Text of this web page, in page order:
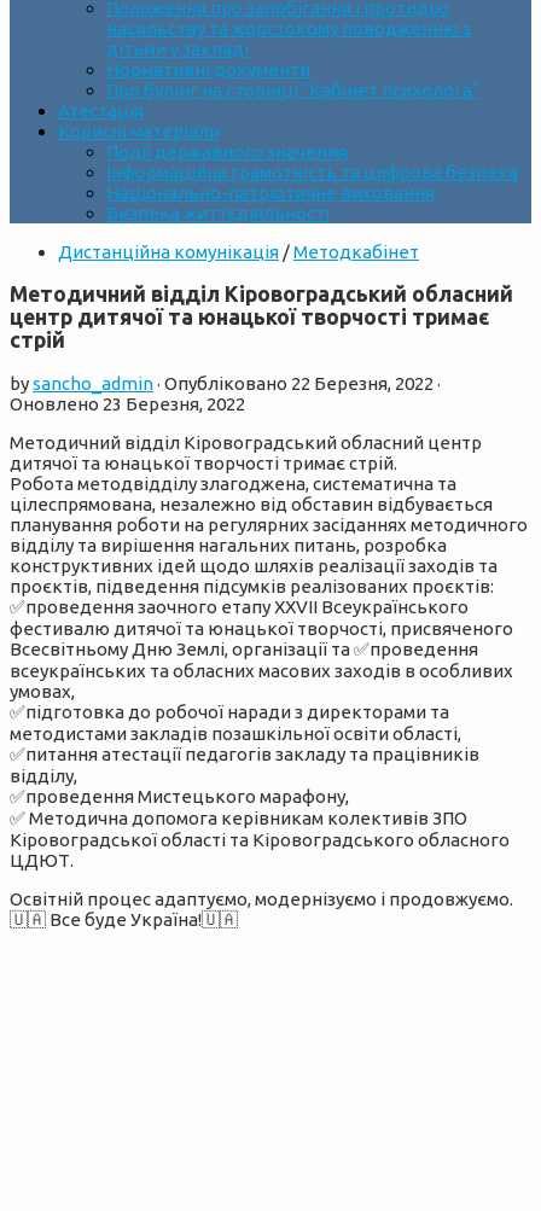
Положення про запобігання і протидію
насильству та жорстокому поводженню з
дітьми у закладі
Нормативні документи
Про булінг на сторінці “Кабінет психолога”
Атестація
Корисні матеріали
Події державного значення
Інформаційна грамотність та цифрова безпека
Національно-патріотичне виховання
Безпека життєдіяльності
Дистанційна комунікація /Методкабінет
Методичний відділ Кіровоградський обласний
центр дитячої та юнацької творчості тримає
стрій
bysancho_admin· Опубліковано 22 Березня, 2022 ·
Оновлено 23 Березня, 2022
Методичний відділ Кіровоградський обласний центр
дитячої та юнацької творчості тримає стрій.
Робота методвідділу злагоджена, систематична та
цілеспрямована, незалежно від обставин відбувається
планування роботи на регулярних засіданнях методичного
відділу та вирішення нагальних питань, розробка
конструктивних ідей щодо шляхів реалізації заходів та
проєктів, підведення підсумків реалізованих проєктів:
✅проведення заочного етапу XXVII Всеукраїнського
фестивалю дитячої та юнацької творчості, присвяченого
Всесвітньому Дню Землі, організації та ✅проведення
всеукраїнських та обласних масових заходів в особливих
умовах,
✅підготовка до робочої наради з директорами та
методистами закладів позашкільної освіти області,
✅питання атестації педагогів закладу та працівників
відділу,
✅проведення Мистецького марафону,
✅ Методична допомога керівникам колективів ЗПО
Кіровоградської області та Кіровоградського обласного
ЦДЮТ.
Освітній процес адаптуємо, модернізуємо і продовжуємо.
🇺🇦 Все буде Україна!🇺🇦